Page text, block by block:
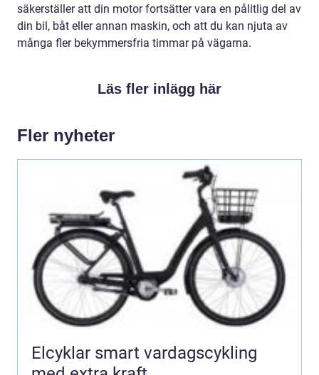
säkerställer att din motor fortsätter vara en pålitlig del av
din bil, båt eller annan maskin, och att du kan njuta av
många fler bekymmersfria timmar på vägarna.
Läs fler inlägg här
Fler nyheter
Elcyklar smart vardagscykling